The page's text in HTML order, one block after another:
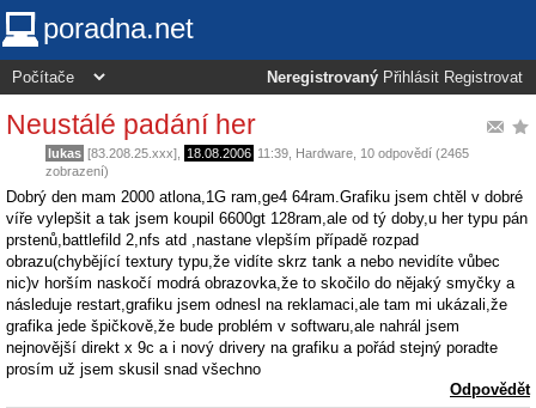
poradna.net
Neregistrovaný Přihlásit Registrovat
Neustálé padání her
lukas [83.208.25.xxx], 18.08.2006 11:39 Hardware , 10 odpovědí (2465
zobrazení)
Dobrý den mam 2000 atlona,1G ram,ge4 64ram.Grafiku jsem chtěl v dobré
víře vylepšit a tak jsem koupil 6600gt 128ram,ale od tý doby,u her typu pán
prstenů,battlefild 2,nfs atd ,nastane vlepším případě rozpad
obrazu(chybějící textury typu,že vidíte skrz tank a nebo nevidíte vůbec
nic)v horším naskočí modrá obrazovka,že to skočilo do nějaký smyčky a
následuje restart,grafiku jsem odnesl na reklamaci,ale tam mi ukázali,že
grafika jede špičkově,že bude problém v softwaru,ale nahrál jsem
nejnovější direkt x 9c a i nový drivery na grafiku a pořád stejný poradte
prosím už jsem skusil snad všechno
Odpovědět